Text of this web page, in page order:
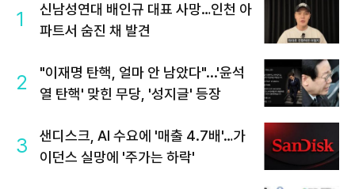
1
신남성연대 배인규 대표 사망…인천 아
파트서 숨진 채 발견
2
"이재명 탄핵, 얼마 안 남았다"...'윤석
열 탄핵' 맞힌 무당, '성지글' 등장
3
샌디스크, AI 수요에 '매출 4.7배'…가
이던스 실망에 '주가는 하락'